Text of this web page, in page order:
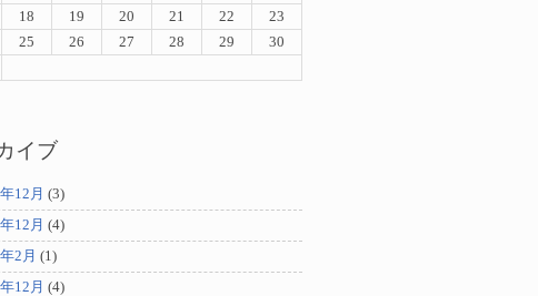
18 19 20 21 22
23
25 26 27 28 29
30
イブ
12月 (3)
12月 (4)
2月 (1)
12月 (4)